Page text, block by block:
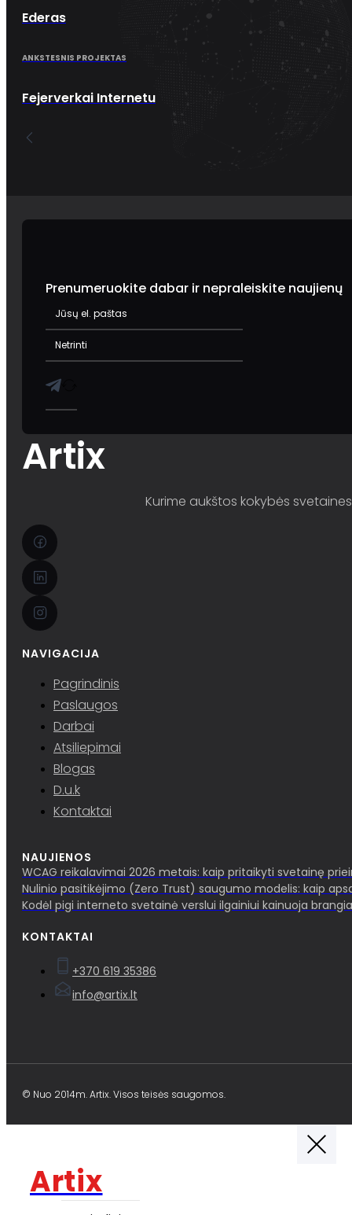
Ederas
ANKSTESNIS PROJEKTAS
Fejerverkai Internetu
Prenumeruokite dabar ir nepraleiskite naujienų
Artix
Kurime aukštos kokybės
NAVIGACIJA
Pagrindinis
Paslaugos
Darbai
Atsiliepimai
Blogas
D.u.k
Kontaktai
NAUJIENOS
WCAG reikalavimai 2026 metais: kaip pritaikyti svetainę
Nulinio pasitikėjimo (Zero Trust) saugumo modelis: kaip
Kodėl pigi interneto svetainė verslui ilgainiui kainuoja
KONTAKTAI
+370 619 35386
info@artix.lt
© Nuo 2014m. Artix. Visos teisės saugomos.
Artix